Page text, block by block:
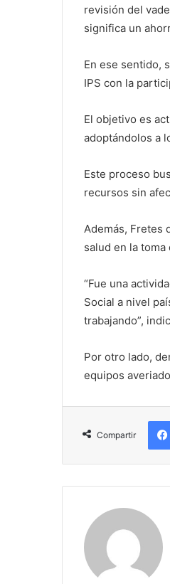
revisión del
significa un
En ese sentido,
IPS con la
El objetivo es
adoptándolos a
Este proceso
recursos sin
Además, Fretes
salud en la
“Fue una
Social a nivel
trabajando”,
Por otro lado,
equipos
Compartir